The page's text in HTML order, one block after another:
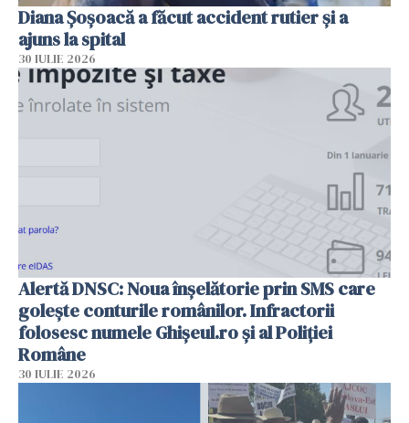
Diana Șoșoacă a făcut accident rutier și a
ajuns la spital
30 IULIE 2026
Alertă DNSC: Noua înșelătorie prin SMS care
golește conturile românilor. Infractorii
folosesc numele Ghișeul.ro și al Poliției
Române
30 IULIE 2026